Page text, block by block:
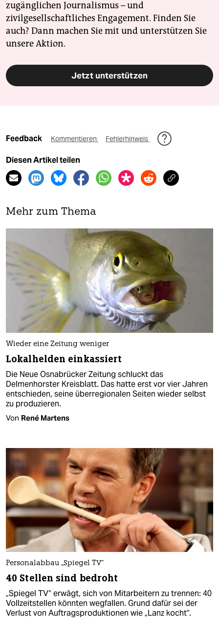
zugänglichen Journalismus – und
zivilgesellschaftliches Engagement. Finden Sie
auch? Dann machen Sie mit und unterstützen Sie
unsere Aktion.
Jetzt unterstützen
Feedback Kommentieren Fehlerhinweis
Diesen Artikel teilen
Mehr zum Thema
Wieder eine Zeitung weniger
Lokalhelden einkassiert
Die Neue Osnabrücker Zeitung schluckt das
Delmenhorster Kreisblatt. Das hatte erst vor vier Jahren
entschieden, seine überregionalen Seiten wieder selbst
zu produzieren.
Von René Martens
Personalabbau „Spiegel TV“
40 Stellen sind bedroht
„Spiegel TV“ erwägt, sich von Mitarbeitern zu trennen: 40
Vollzeitstellen könnten wegfallen. Grund dafür sei der
Verlust von Auftragsproduktionen wie „Lanz kocht“.